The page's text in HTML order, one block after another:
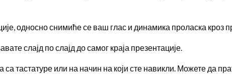
односно снимиће се ваш глас и динамика проласка кроз
слајд по слајд до самог краја презентације.
тастатуре или на начин на који сте навикли. Можете да